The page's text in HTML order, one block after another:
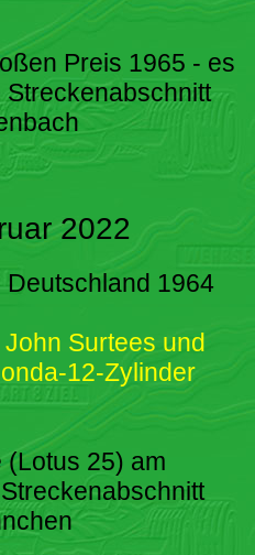
Preis 1965 - es
2022
1964
Surtees und
12-Zylinder
(Lotus 25) am